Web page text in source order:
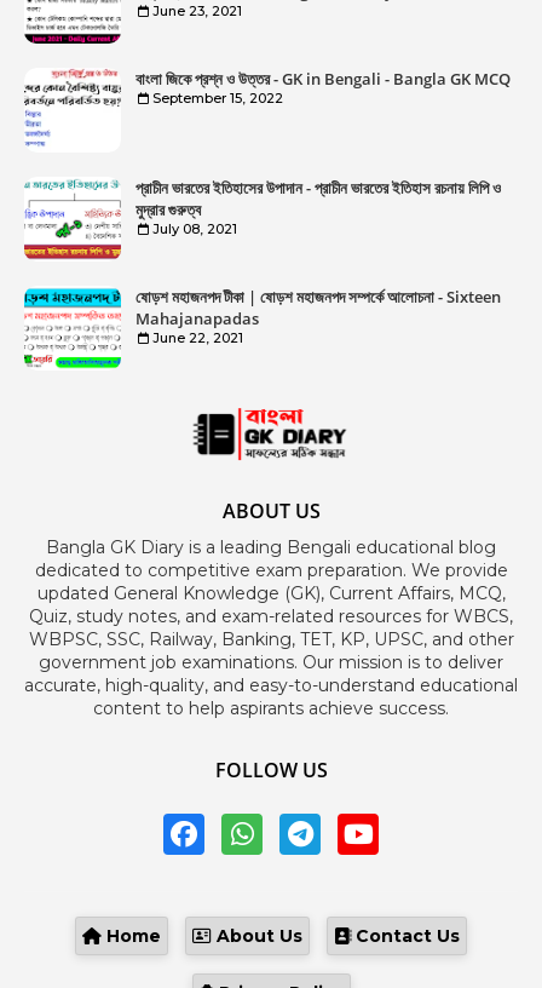
June 23, 2021
বাংলা জিকে প্রশ্ন ও উত্তর - GK in Bengali - Bangla GK MCQ
September 15, 2022
প্রাচীন ভারতের ইতিহাসের উপাদান - প্রাচীন ভারতের ইতিহাস রচনায় লিপি ও
মুদ্রার গুরুত্ব
July 08, 2021
ষোড়শ মহাজনপদ টীকা | ষোড়শ মহাজনপদ সম্পর্কে আলোচনা - Sixteen
Mahajanapadas
June 22, 2021
ABOUT US
Bangla GK Diary is a leading Bengali educational blog
dedicated to competitive exam preparation. We provide
updated General Knowledge (GK), Current Affairs, MCQ,
Quiz, study notes, and exam-related resources for WBCS,
WBPSC, SSC, Railway, Banking, TET, KP, UPSC, and other
government job examinations. Our mission is to deliver
accurate, high-quality, and easy-to-understand educational
content to help aspirants achieve success.
FOLLOW US
Home About Us Contact Us